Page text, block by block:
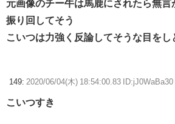
元画像のチー牛は馬鹿にされたら無
振り回してそう
こいつは力強く反論してそうな目をし
149: 2020/06/04(木) 18:54:00.83 ID:jJ0WaBa30
こいつすき